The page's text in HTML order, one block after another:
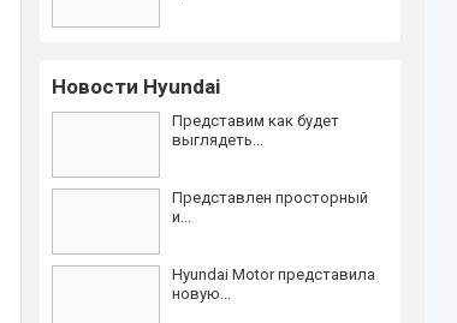
Новости Hyundai
Представим как будет
выглядеть...
Представлен просторный
и...
Hyundai Motor представила
новую...